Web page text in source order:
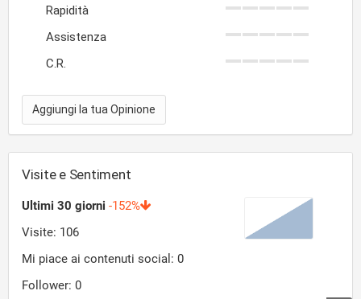
Rapidità
Assistenza
C.R.
Aggiungi la tua Opinione
Visite e Sentiment